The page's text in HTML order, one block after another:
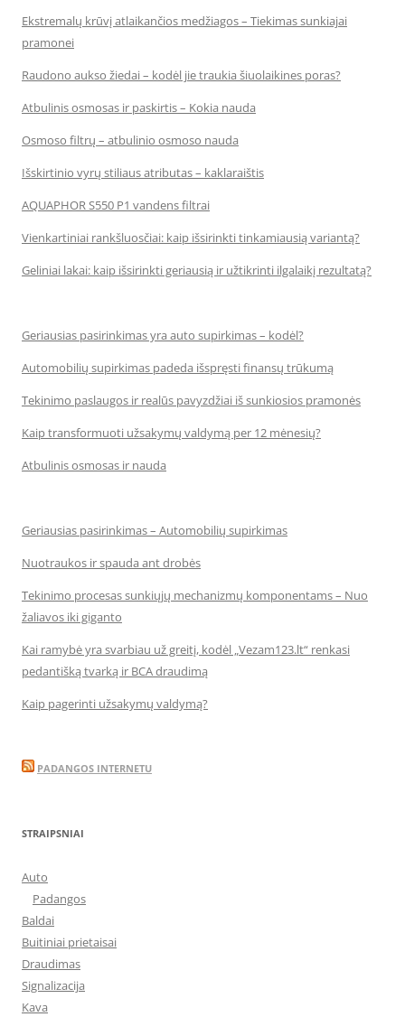
Ekstremalų krūvį atlaikančios medžiagos – Tiekimas sunkiajai
pramonei
Raudono aukso žiedai – kodėl jie traukia šiuolaikines poras?
Atbulinis osmosas ir paskirtis – Kokia nauda
Osmoso filtrų – atbulinio osmoso nauda
Išskirtinio vyrų stiliaus atributas – kaklaraištis
AQUAPHOR S550 P1 vandens filtrai
Vienkartiniai rankšluosčiai: kaip išsirinkti tinkamiausią variantą?
Geliniai lakai: kaip išsirinkti geriausią ir užtikrinti ilgalaikį rezultatą?
Geriausias pasirinkimas yra auto supirkimas – kodėl?
Automobilių supirkimas padeda išspręsti finansų trūkumą
Tekinimo paslaugos ir realūs pavyzdžiai iš sunkiosios pramonės
Kaip transformuoti užsakymų valdymą per 12 mėnesių?
Atbulinis osmosas ir nauda
Geriausias pasirinkimas – Automobilių supirkimas
Nuotraukos ir spauda ant drobės
Tekinimo procesas sunkiųjų mechanizmų komponentams – Nuo
žaliavos iki giganto
Kai ramybė yra svarbiau už greitį, kodėl „Vezam123.lt“ renkasi
pedantišką tvarką ir BCA draudimą
Kaip pagerinti užsakymų valdymą?
PADANGOS INTERNETU
STRAIPSNIAI
Auto
Padangos
Baldai
Buitiniai prietaisai
Draudimas
Signalizacija
Kava